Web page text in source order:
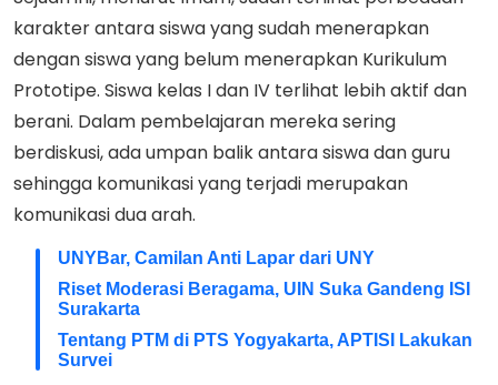
karakter antara siswa yang sudah menerapkan
dengan siswa yang belum menerapkan Kurikulum
Prototipe. Siswa kelas I dan IV terlihat lebih aktif dan
berani. Dalam pembelajaran mereka sering
berdiskusi, ada umpan balik antara siswa dan guru
sehingga komunikasi yang terjadi merupakan
komunikasi dua arah.
UNYBar, Camilan Anti Lapar dari UNY
Riset Moderasi Beragama, UIN Suka Gandeng ISI
Surakarta
Tentang PTM di PTS Yogyakarta, APTISI Lakukan
Survei